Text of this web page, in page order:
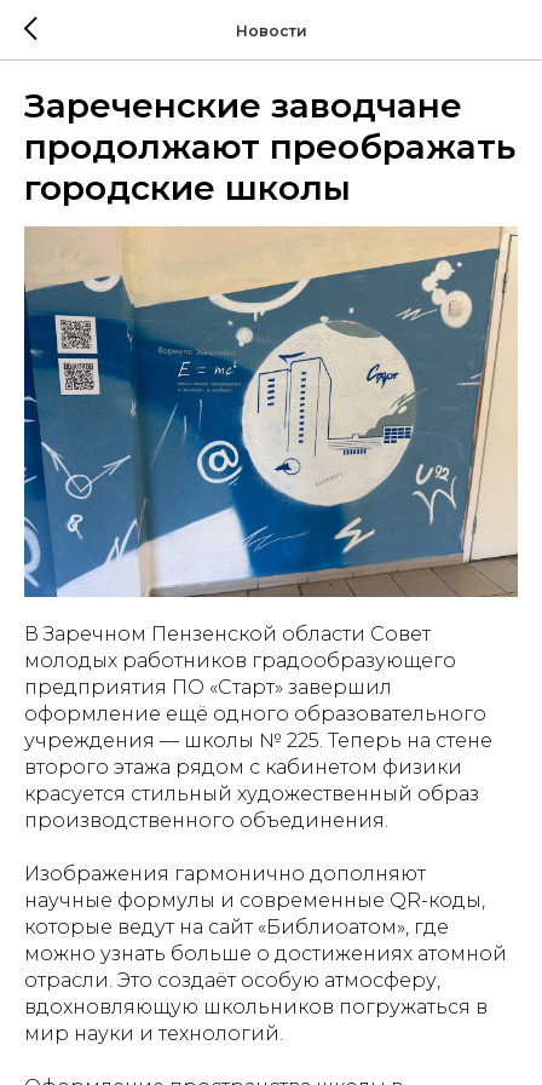
Новости
Зареченские заводчане
продолжают преображать
городские школы
В Заречном Пензенской области Совет
молодых работников градообразующего
предприятия ПО «Старт» завершил
оформление ещё одного образовательного
учреждения — школы № 225. Теперь на стене
второго этажа рядом с кабинетом физики
красуется стильный художественный образ
производственного объединения.
Изображения гармонично дополняют
научные формулы и современные QR-коды,
которые ведут на сайт «Библиоатом», где
можно узнать больше о достижениях атомной
отрасли. Это создаёт особую атмосферу,
вдохновляющую школьников погружаться в
мир науки и технологий.